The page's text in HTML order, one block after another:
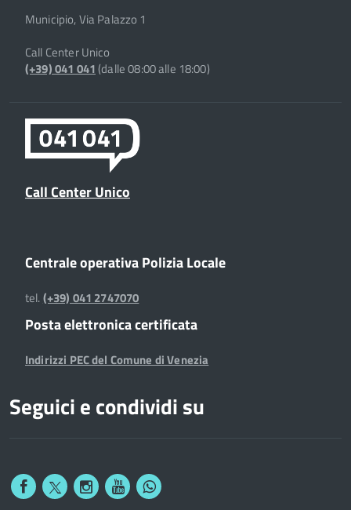
Municipio, Via Palazzo 1
Call Center Unico
(+39) 041 041(dalle 08:00 alle 18:00)
Call Center Unico
Centrale operativa Polizia Locale
tel.(+39) 041 2747070
Posta elettronica certificata
Indirizzi PEC del Comune di Venezia
Seguici e condividi su